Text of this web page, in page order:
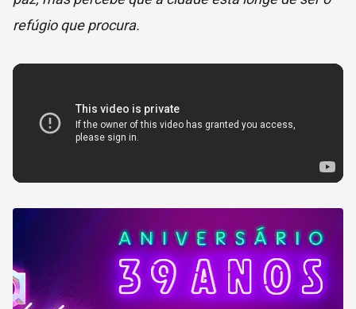
refúgio que procura.